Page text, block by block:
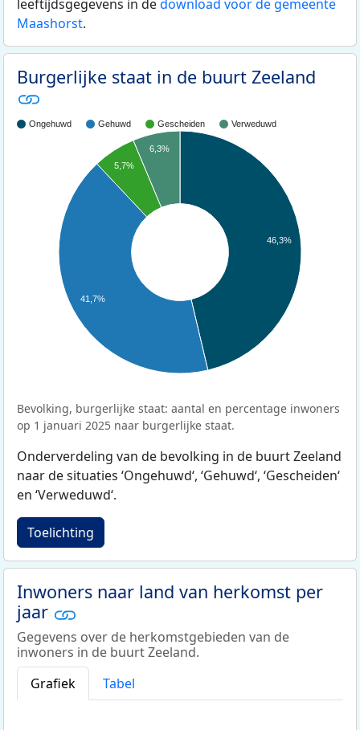
leeftijdsgegevens in dedownload voor de gemeente
Maashorst.
Burgerlijke staat in de buurt Zeeland
Ongehuwd Gehuwd Gescheiden Verweduwd
46,3%
6,3%
5,7%
41,7%
Bevolking, burgerlijke staat: aantal en percentage inwoners
op 1 januari 2025 naar burgerlijke staat.
Onderverdeling van de bevolking in de buurt Zeeland
naar de situaties ‘Ongehuwd‘, ‘Gehuwd‘, ‘Gescheiden‘
en ‘Verweduwd‘.
Toelichting
Inwoners naar land van herkomst per
jaar
Gegevens over de herkomstgebieden van de
inwoners in de buurt Zeeland.
Grafiek
Tabel